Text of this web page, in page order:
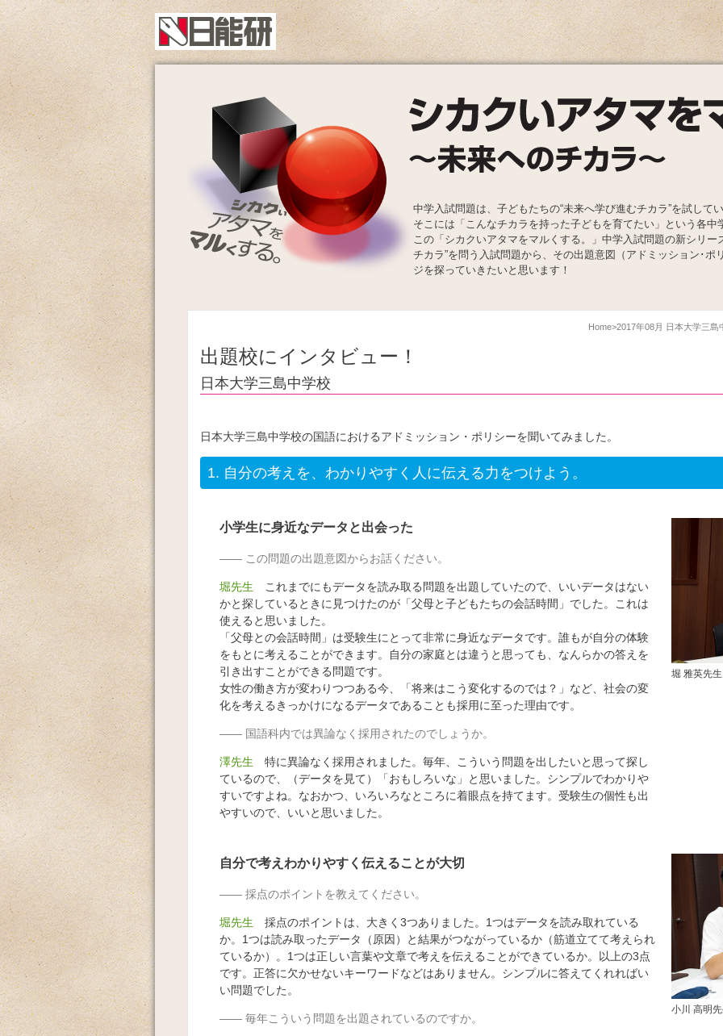
中学入試問題は、子どもたちの“未来へ学び進むチカラ”を試して
そこには「こんなチカラを持った子どもを育てたい」という各
この「シカクいアタマをマルくする。」中学入試問題の新シリー
チカラ”を問う入試問題から、その出題意図（アドミッション･ポ
ジを探っていきたいと思います！
Home 2017年08月 日本大学三島
出題校にインタビュー！
日本大学三島中学校
日本大学三島中学校の国語におけるアドミッション・ポリシーを聞いてみました。
1. 自分の考えを、わかりやすく人に伝える力をつけよう。
小学生に身近なデータと出会った
この問題の出題意図からお話ください。
堀先生 これまでにもデータを読み取る問題を出題していたので、いいデータはない
かと探しているときに見つけたのが「父母と子どもたちの会話時間」でした。これは
使えると思いました。
「父母との会話時間」は受験生にとって非常に身近なデータです。誰もが自分の体験
をもとに考えることができます。自分の家庭とは違うと思っても、なんらかの答えを
引き出すことができる問題です。
女性の働き方が変わりつつある今、「将来はこう変化するのでは？」など、社会の変
化を考えるきっかけになるデータであることも採用に至った理由です。
国語科内では異論なく採用されたのでしょうか。
澤先生 特に異論なく採用されました。毎年、こういう問題を出したいと思って探し
ているので、（データを見て）「おもしろいな」と思いました。シンプルでわかりや
すいですよね。なおかつ、いろいろなところに着眼点を持てます。受験生の個性も出
やすいので、いいと思いました。
堀 雅英先生
自分で考えわかりやすく伝えることが大切
採点のポイントを教えてください。
堀先生 採点のポイントは、大きく3つありました。1つはデータを読み取れている
か。1つは読み取ったデータ（原因）と結果がつながっているか（筋道立てて考えられ
ているか）。1つは正しい言葉や文章で考えを伝えることができているか。以上の3点
です。正答に欠かせないキーワードなどはありません。シンプルに答えてくれればい
い問題でした。
毎年こういう問題を出題されているのですか。
小川 高明